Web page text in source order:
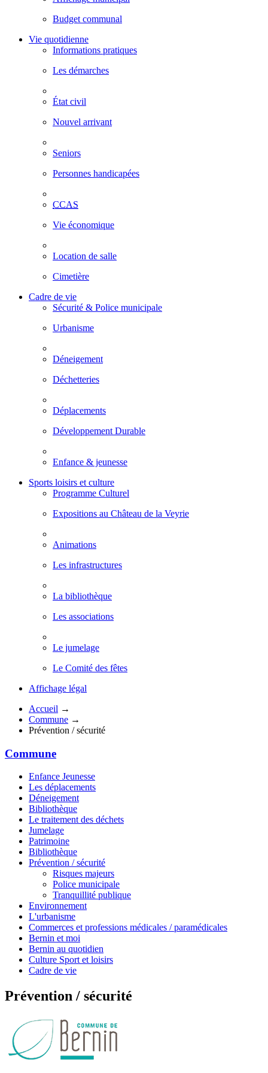
Budget communal
Vie quotidienne
Informations pratiques
Les démarches
État civil
Nouvel arrivant
Seniors
Personnes handicapées
CCAS
Vie économique
Location de salle
Cimetière
Cadre de vie
Sécurité & Police municipale
Urbanisme
Déneigement
Déchetteries
Déplacements
Développement Durable
Enfance & jeunesse
Sports loisirs et culture
Programme Culturel
Expositions au Château de la Veyrie
Animations
Les infrastructures
La bibliothèque
Les associations
Le jumelage
Le Comité des fêtes
Affichage légal
Accueil →
Commune →
Prévention / sécurité
Commune
Enfance Jeunesse
Les déplacements
Déneigement
Bibliothèque
Le traitement des déchets
Jumelage
Patrimoine
Bibliothèque
Prévention / sécurité
Risques majeurs
Police municipale
Tranquillité publique
Environnement
L'urbanisme
Commerces et professions médicales / paramédicales
Bernin et moi
Bernin au quotidien
Culture Sport et loisirs
Cadre de vie
Prévention / sécurité